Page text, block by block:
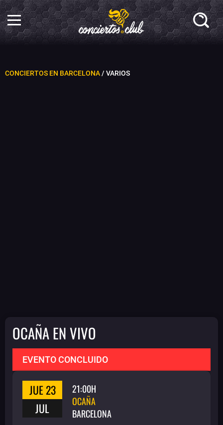
CONCIERTOS EN BARCELONA/ VARIOS
OCAÑA EN VIVO
EVENTO CONCLUIDO
JUE 23
JUL
21:00H
OCAÑA
BARCELONA